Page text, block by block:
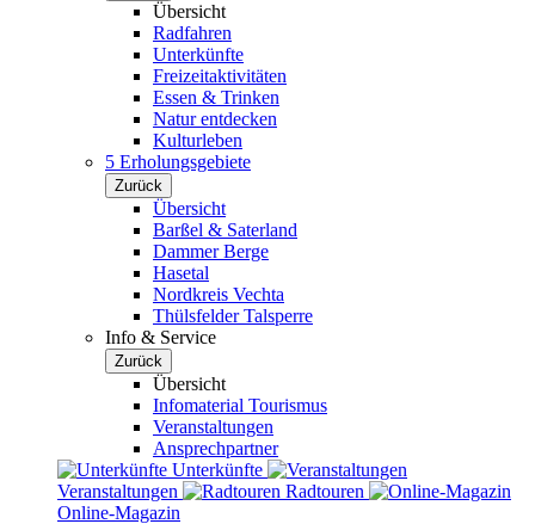
Übersicht
Radfahren
Unterkünfte
Freizeitaktivitäten
Essen & Trinken
Natur entdecken
Kulturleben
5 Erholungsgebiete
Zurück
Übersicht
Barßel & Saterland
Dammer Berge
Hasetal
Nordkreis Vechta
Thülsfelder Talsperre
Info & Service
Zurück
Übersicht
Infomaterial Tourismus
Veranstaltungen
Ansprechpartner
Unterkünfte
Veranstaltungen
Radtouren
Online-Magazin